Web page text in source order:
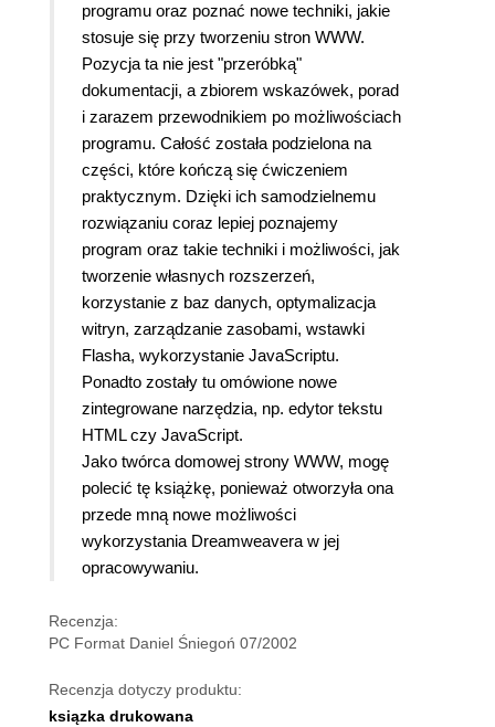
programu oraz poznać nowe techniki, jakie
stosuje się przy tworzeniu stron WWW.
Pozycja ta nie jest "przeróbką"
dokumentacji, a zbiorem wskazówek, porad
i zarazem przewodnikiem po możliwościach
programu. Całość została podzielona na
części, które kończą się ćwiczeniem
praktycznym. Dzięki ich samodzielnemu
rozwiązaniu coraz lepiej poznajemy
program oraz takie techniki i możliwości, jak
tworzenie własnych rozszerzeń,
korzystanie z baz danych, optymalizacja
witryn, zarządzanie zasobami, wstawki
Flasha, wykorzystanie JavaScriptu.
Ponadto zostały tu omówione nowe
zintegrowane narzędzia, np. edytor tekstu
HTML czy JavaScript.
Jako twórca domowej strony WWW, mogę
polecić tę książkę, ponieważ otworzyła ona
przede mną nowe możliwości
wykorzystania Dreamweavera w jej
opracowywaniu.
Recenzja:
PC Format Daniel Śniegoń 07/2002
Recenzja dotyczy produktu:
ksiązka drukowana